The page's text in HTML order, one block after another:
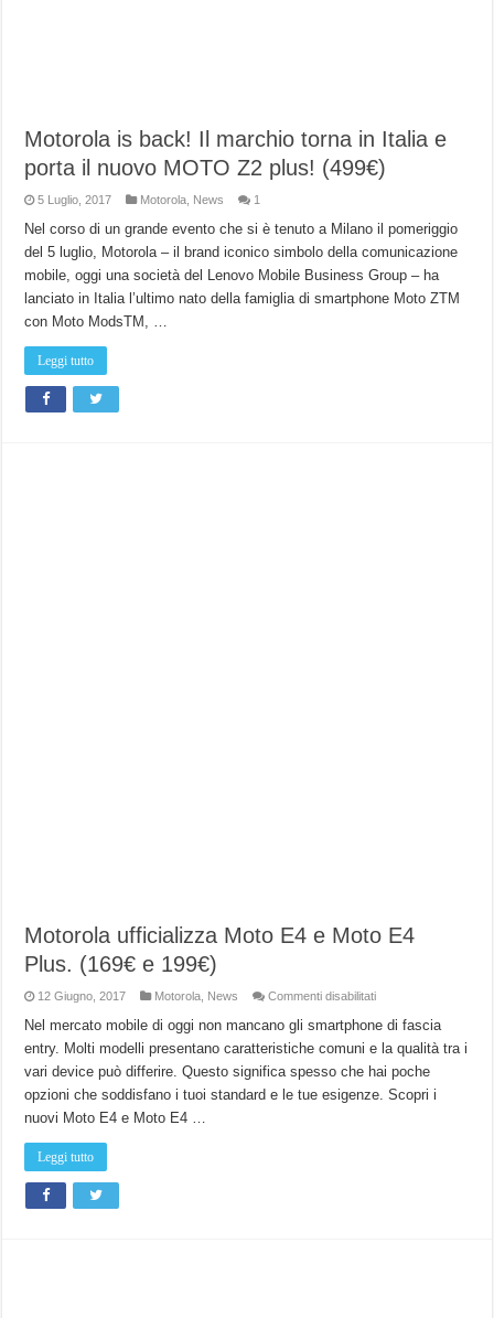
Motorola is back! Il marchio torna in Italia e
porta il nuovo MOTO Z2 plus! (499€)
5 Luglio, 2017 Motorola News 1
Nel corso di un grande evento che si è tenuto a Milano il pomeriggio
del 5 luglio, Motorola – il brand iconico simbolo della comunicazione
mobile, oggi una società del Lenovo Mobile Business Group – ha
lanciato in Italia l’ultimo nato della famiglia di smartphone Moto ZTM
con Moto ModsTM, …
Leggi tutto
Motorola ufficializza Moto E4 e Moto E4
Plus. (169€ e 199€)
12 Giugno, 2017 Motorola, News Commenti disabilitatisu
ufficializza
E4
Moto
E4
Plus.
Nel mercato mobile di oggi non mancano gli smartphone di fascia
entry. Molti modelli presentano caratteristiche comuni e la qualità tra i
vari device può differire. Questo significa spesso che hai poche
opzioni che soddisfano i tuoi standard e le tue esigenze. Scopri i
nuovi Moto E4 e Moto E4 …
Leggi tutto